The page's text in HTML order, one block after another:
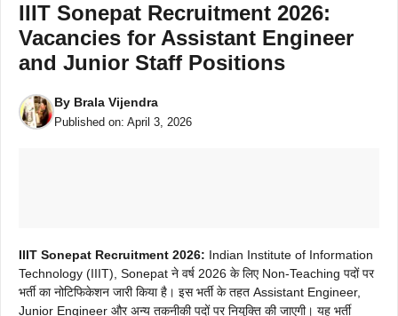
IIIT Sonepat Recruitment 2026:
Vacancies for Assistant Engineer
and Junior Staff Positions
By Brala Vijendra
Published on: April 3, 2026
IIIT Sonepat Recruitment 2026: Indian Institute of Information
Technology (IIIT), Sonepat ने वर्ष 2026 के लिए Non-Teaching पदों पर
भर्ती का नोटिफिकेशन जारी किया है। इस भर्ती के तहत Assistant Engineer,
Junior Engineer और अन्य तकनीकी पदों पर नियुक्ति की जाएगी। यह भर्ती